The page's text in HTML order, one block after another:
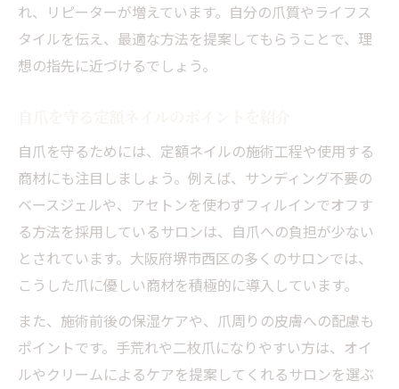
れ、リピーターが増えています。自分の爪質やライフス
タイルを伝え、最適な方法を提案してもらうことで、理
想の指先に近づけるでしょう。
自爪を守るためには、定額ネイルの施術工程や使用する
商材にも注目しましょう。例えば、サンディング不要の
ベースジェルや、アセトンを使わずフィルインでオフす
る方法を採用しているサロンは、自爪への負担が少ない
とされています。大阪府堺市西区の多くのサロンでは、
こうした爪に優しい商材を積極的に導入しています。
また、施術前後の保湿ケアや、爪周りの皮膚への配慮も
ポイントです。手荒れや二枚爪になりやすい方は、オイ
ルやクリームによるケアを提案してくれるサロンを選ぶ